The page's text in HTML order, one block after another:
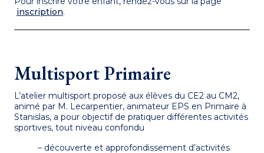
inscription.
Multisport Primaire
L’atelier multisport proposé aux élèves du CE2 au CM2,
animé par M. Lecarpentier, animateur EPS en Primaire à
Stanislas, a pour objectif de pratiquer différentes activités
sportives, tout niveau confondu
– découverte et approfondissement d’activités